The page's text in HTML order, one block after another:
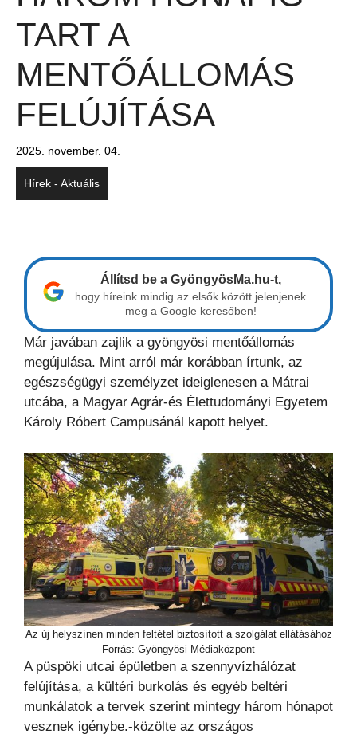
TART A
MENTŐÁLLOMÁS
FELÚJÍTÁSA
2025. november. 04.
Hírek - Aktuális
Állítsd be a GyöngyösMa.hu-t,
hogy híreink mindig az elsők között jelenjenek
meg a Google keresőben!
Már javában zajlik a gyöngyösi mentőállomás
megújulása. Mint arról már korábban írtunk, az
egészségügyi személyzet ideiglenesen a Mátrai
utcába, a Magyar Agrár-és Élettudományi Egyetem
Károly Róbert Campusánál kapott helyet.
Az új helyszínen minden feltétel biztosított a szolgálat ellátásához
Forrás: Gyöngyösi Médiaközpont
A püspöki utcai épületben a szennyvízhálózat
felújítása, a kültéri burkolás és egyéb beltéri
munkálatok a tervek szerint mintegy három hónapot
vesznek igénybe.-közölte az országos